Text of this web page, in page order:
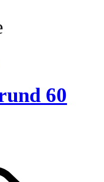
60